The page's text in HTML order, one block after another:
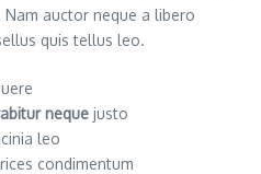
auctor neque a libero
quis tellus leo.
neque justo
leo
condimentum